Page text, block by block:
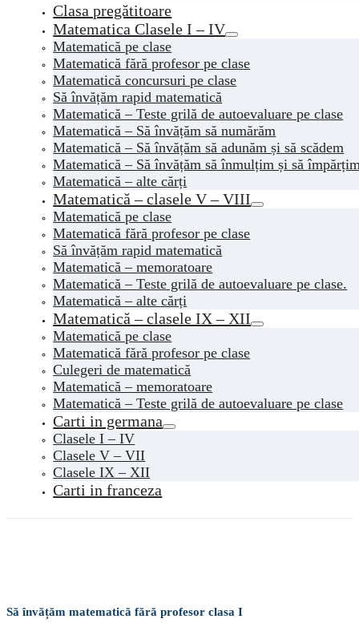
Clasa pregătitoare
Matematica Clasele I – IV
Matematică pe clase
Matematică fără profesor pe clase
Matematică concursuri pe clase
Să învățăm rapid matematică
Matematică – Teste grilă de autoevaluare pe clase
Matematică – Să învățăm să numărăm
Matematică – Să învățăm să adunăm și să scădem
Matematică – Să învățăm să înmulțim și să
Matematică – alte cărți
Matematică – clasele V – VIII
Matematică pe clase
Matematică fără profesor pe clase
Să învățăm rapid matematică
Matematică – memoratoare
Matematică – Teste grilă de autoevaluare pe clase.
Matematică – alte cărți
Matematică – clasele IX – XII
Matematică pe clase
Matematică fără profesor pe clase
Culegeri de matematică
Matematică – memoratoare
Matematică – Teste grilă de autoevaluare pe clase
Carti in germana
Clasele I – IV
Clasele V – VII
Clasele IX – XII
Carti in franceza
Să învățăm matematică fără profesor clasa I